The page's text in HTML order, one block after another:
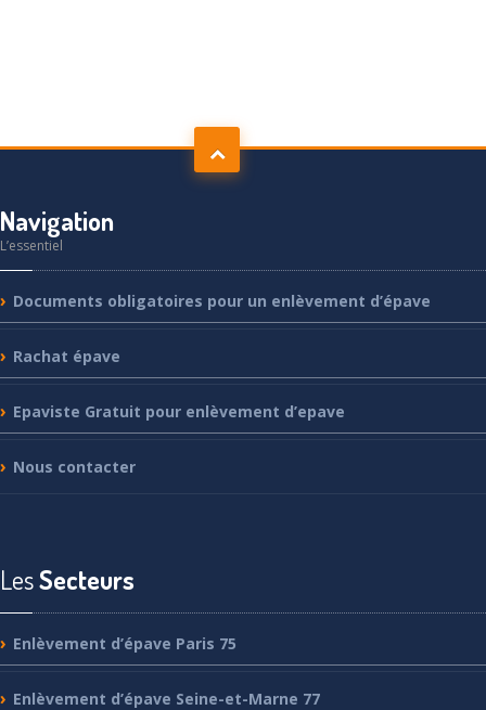
Navigation
L’essentiel
Documents obligatoires pour un enlèvement d’épave
Rachat épave
Epaviste Gratuit pour enlèvement d’epave
Nous contacter
LesSecteurs
Enlèvement d’épave Paris 75
Enlèvement d’épave Seine-et-Marne 77